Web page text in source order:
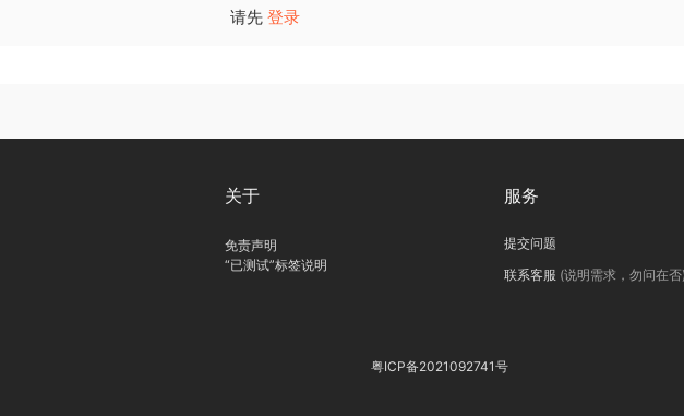
请先 登录
关于
免责声明
“已测试”标签说明
服务
提交问题
联系客服 (说明需求，勿问在否
粤ICP备2021092741号